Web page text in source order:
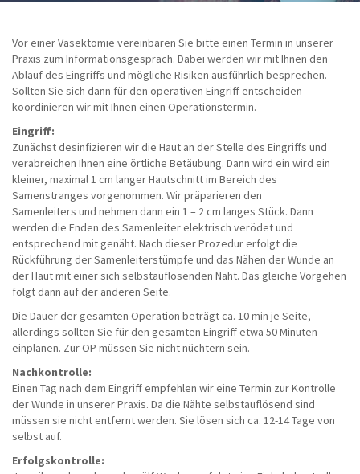
Vor einer Vasektomie vereinbaren Sie bitte einen Termin in unserer
Praxis zum Informationsgespräch. Dabei werden wir mit Ihnen den
Ablauf des Eingriffs und mögliche Risiken ausführlich besprechen.
Sollten Sie sich dann für den operativen Eingriff entscheiden
koordinieren wir mit Ihnen einen Operationstermin.
Eingriff:
Zunächst desinfizieren wir die Haut an der Stelle des Eingriffs und
verabreichen Ihnen eine örtliche Betäubung. Dann wird ein wird ein
kleiner, maximal 1 cm langer Hautschnitt im Bereich des
Samenstranges vorgenommen. Wir präparieren den
Samenleiters und nehmen dann ein 1 – 2 cm langes Stück. Dann
werden die Enden des Samenleiter elektrisch verödet und
entsprechend mit genäht. Nach dieser Prozedur erfolgt die
Rückführung der Samenleiterstümpfe und das Nähen der Wunde an
der Haut mit einer sich selbstauflösenden Naht. Das gleiche Vorgehen
folgt dann auf der anderen Seite.
Die Dauer der gesamten Operation beträgt ca. 10 min je Seite,
allerdings sollten Sie für den gesamten Eingriff etwa 50 Minuten
einplanen. Zur OP müssen Sie nicht nüchtern sein.
Nachkontrolle:
Einen Tag nach dem Eingriff empfehlen wir eine Termin zur Kontrolle
der Wunde in unserer Praxis. Da die Nähte selbstauflösend sind
müssen sie nicht entfernt werden. Sie lösen sich ca. 12-14 Tage von
selbst auf.
Erfolgskontrolle: